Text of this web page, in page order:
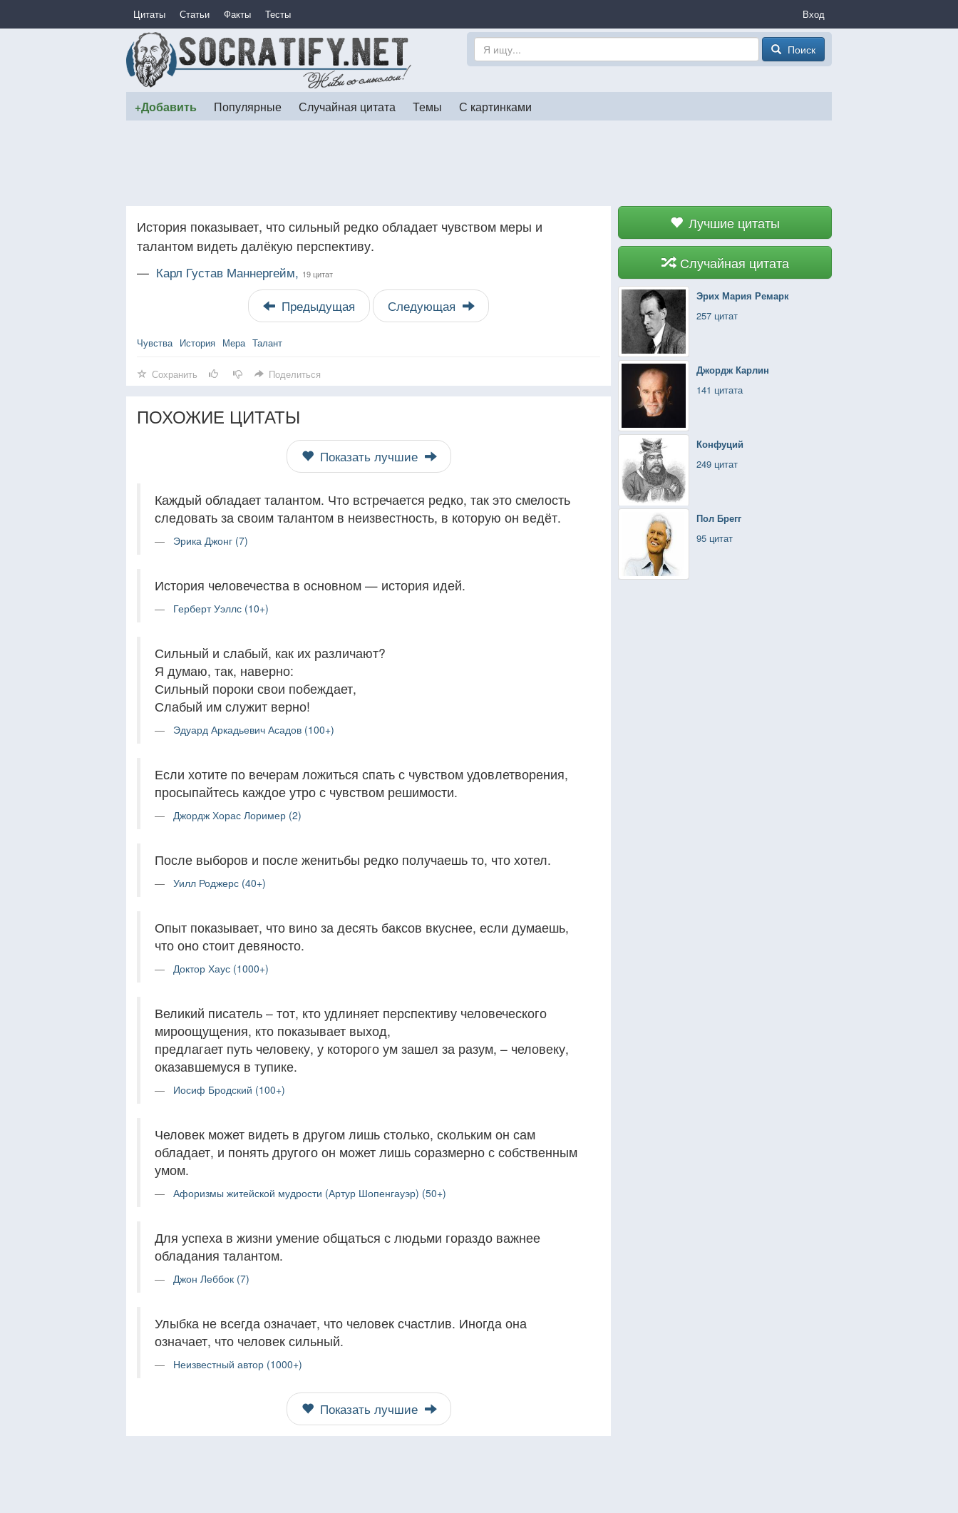
Цитаты Статьи Факты Тесты Вход
Поиск
+Добавить Популярные Случайная цитата Темы С картинками
Лучшие цитаты
Случайная цитата
Эрих Мария Ремарк
257 цитат
Джордж Карлин
141 цитата
Конфуций
249 цитат
Пол Брегг
95 цитат
История показывает, что сильный редко обладает чувством меры и
талантом видеть далёкую перспективу.
— Карл Густав Маннергейм, 19 цитат
Предыдущая Следующая
Чувства История Мера Талант
Сохранить Поделиться
ПОХОЖИЕ ЦИТАТЫ
Показать лучшие
Каждый обладает талантом. Что встречается редко, так это смелость
следовать за своим талантом в неизвестность, в которую он ведёт.
Эрика Джонг (7)
История человечества в основном — история идей.
Герберт Уэллс (10+)
Сильный и слабый, как их различают?
Я думаю, так, наверно:
Сильный пороки свои побеждает,
Слабый им служит верно!
Эдуард Аркадьевич Асадов (100+)
Если хотите по вечерам ложиться спать с чувством удовлетворения,
просыпайтесь каждое утро с чувством решимости.
Джордж Хорас Лоример (2)
После выборов и после женитьбы редко получаешь то, что хотел.
Уилл Роджерс (40+)
Опыт показывает, что вино за десять баксов вкуснее, если думаешь,
что оно стоит девяносто.
Доктор Хаус (1000+)
Великий писатель – тот, кто удлиняет перспективу человеческого
мироощущения, кто показывает выход,
предлагает путь человеку, у которого ум зашел за разум, – человеку,
оказавшемуся в тупике.
Иосиф Бродский (100+)
Человек может видеть в другом лишь столько, скольким он сам
обладает, и понять другого он может лишь соразмерно с собственным
умом.
Афоризмы житейской мудрости (Артур Шопенгауэр) (50+)
Для успеха в жизни умение общаться с людьми гораздо важнее
обладания талантом.
Джон Леббок (7)
Улыбка не всегда означает, что человек счастлив. Иногда она
означает, что человек сильный.
Неизвестный автор (1000+)
Показать лучшие